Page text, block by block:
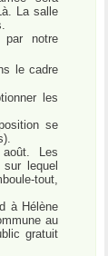
La salle
par notre
le cadre
les
se
Les
lequel
tout,
à Hélène
au
gratuit